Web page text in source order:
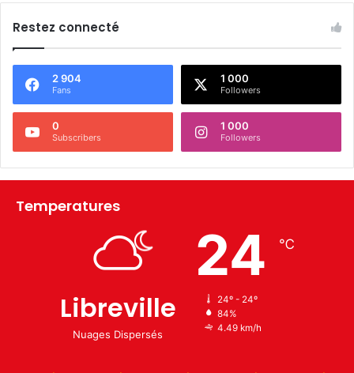
Restez connecté
2 904
Fans
1 000
Followers
0
Subscribers
1 000
Followers
Temperatures
Libreville
Nuages Dispersés
24 ℃
24º - 24º
84%
4.49 km/h